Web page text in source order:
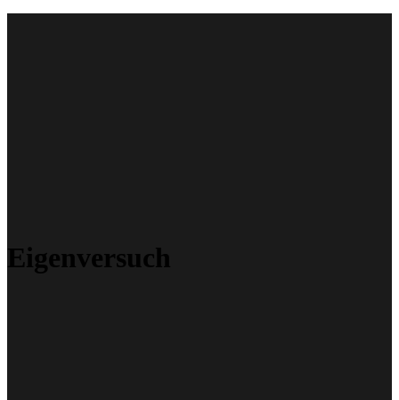
Eigenversuch